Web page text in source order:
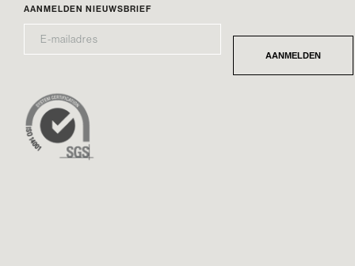
AANMELDEN NIEUWSBRIEF
MAILADRES* AANMELDEN